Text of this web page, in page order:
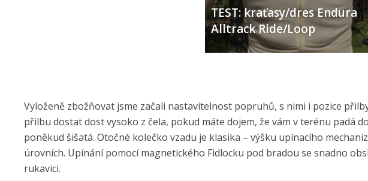
TEST: kraťasy/dres Endura
Alltrack Ride/Loop
Vyloženě zbožňovat jsme začali nastavitelnost popruhů, s nimi i pozice
přilbu dostat dost vysoko z čela, pokud máte dojem, že vám v terénu padá
poněkud šišatá. Otočné kolečko vzadu je klasika – výšku upínacího
úrovních. Upínání pomocí magnetického Fidlocku pod bradou se snadno
rukavici.